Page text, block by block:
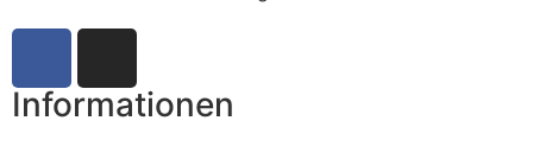
Informationen